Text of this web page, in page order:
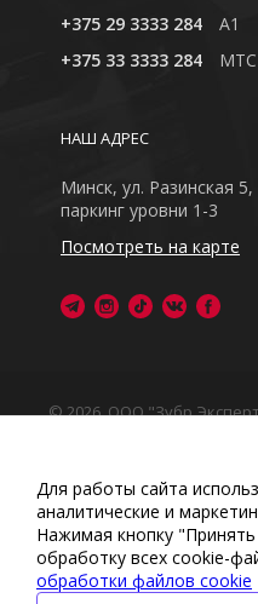
+375 29 3333 284
A1
+375 33 3333 284
MTC
НАШ АДРЕС
Минск, ул. Разинская 5,
паркинг уровни 1-3
Посмотреть на карте
© 2026, ООО "Зубр
сайт носит
Любое использование
или подборки
оформления запрещено
Политика обработки
Для работы сайта
аналитические и
Нажимая кнопку
обработку всех cookie-
обработки файлов cookie